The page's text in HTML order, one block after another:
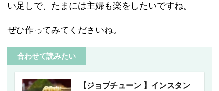
い足しで、たまには主婦も楽をしたいですね。
ぜひ作ってみてくださいね。
合わせて読みたい
【ジョブチューン 】インスタン